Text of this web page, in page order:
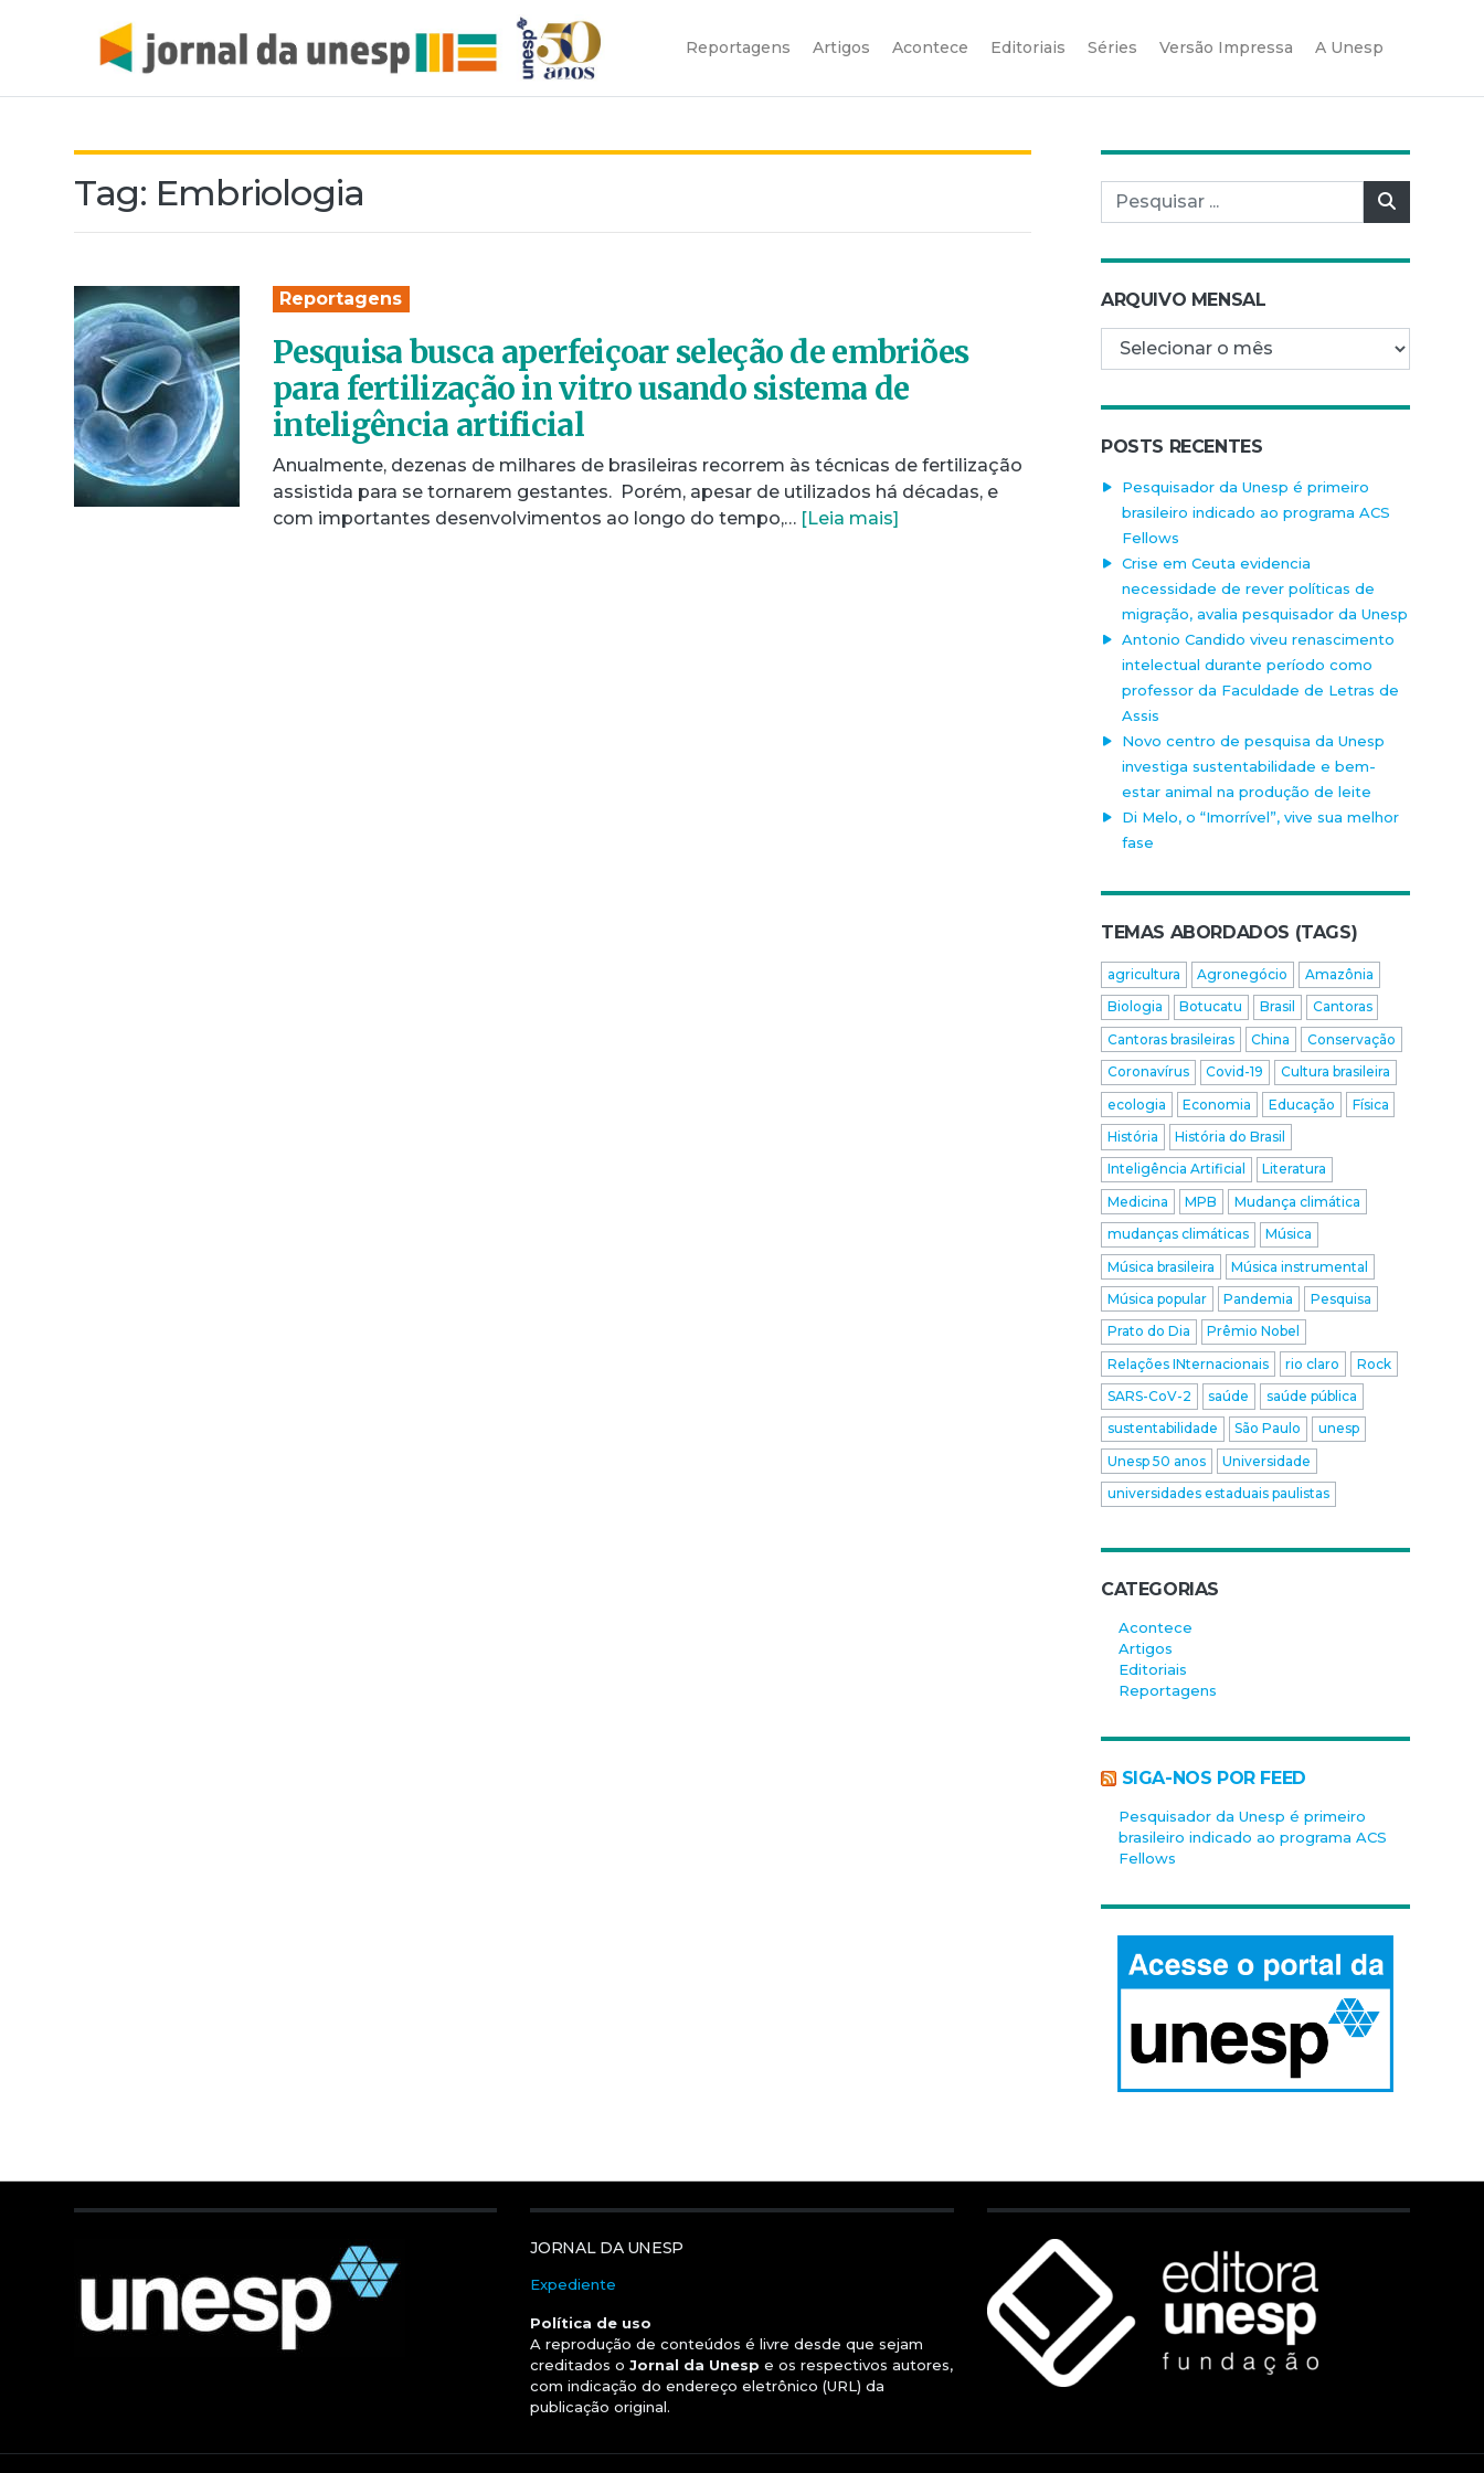
Reportagens Artigos Acontece Editoriais Séries Versão Impressa A Unesp
Tag: Embriologia
Reportagens
Pesquisa busca aperfeiçoar seleção de embriões
para fertilização in vitro usando sistema de
inteligência artificial
Anualmente, dezenas de milhares de brasileiras recorrem às técnicas de fertilização
assistida para se tornarem gestantes. Porém, apesar de utilizados há décadas, e
com importantes desenvolvimentos ao longo do tempo,… [Leia mais]
Pesquisar por:
ARQUIVO MENSAL
Arquivo mensal
POSTS RECENTES
Pesquisador da Unesp é primeiro
brasileiro indicado ao programa ACS
Fellows
Crise em Ceuta evidencia
necessidade de rever políticas de
migração, avalia pesquisador da Unesp
Antonio Candido viveu renascimento
intelectual durante período como
professor da Faculdade de Letras de
Assis
Novo centro de pesquisa da Unesp
investiga sustentabilidade e bem-
estar animal na produção de leite
Di Melo, o “Imorrível”, vive sua melhor
fase
TEMAS ABORDADOS (TAGS)
agricultura Agronegócio
Amazônia
Biologia
Botucatu Brasil
Cantoras
Cantoras brasileiras
China
Conservação
Coronavírus
Covid-19
Cultura brasileira
ecologia
Economia Educação
Física
História
História do Brasil
Inteligência Artificial
Literatura
Medicina
MPB
Mudança climática
mudanças climáticas
Música
Música brasileira
Música instrumental
Música popular
Pandemia
Pesquisa
Prato do Dia
Prêmio Nobel
Relações INternacionais
rio claro
Rock
SARS-CoV-2
saúde
saúde pública
sustentabilidade
São Paulo
unesp
Unesp 50 anos
Universidade
universidades estaduais paulistas
CATEGORIAS
Acontece
Artigos
Editoriais
Reportagens
SIGA-NOS POR FEED
Pesquisador da Unesp é primeiro
brasileiro indicado ao programa ACS
Fellows
JORNAL DA UNESP
Expediente
Política de uso
A reprodução de conteúdos é livre desde que sejam
creditados oJornal da Unesp e os respectivos autores,
com indicação do endereço eletrônico (URL) da
publicação original.